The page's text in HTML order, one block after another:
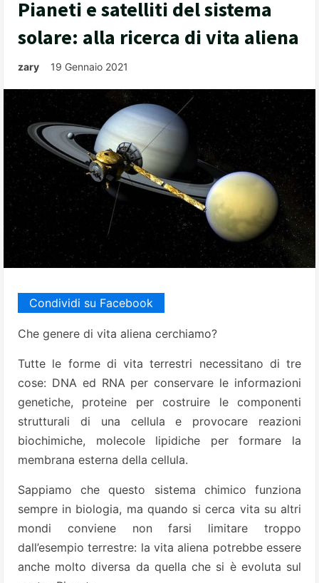
Pianeti e satelliti del sistema
solare: alla ricerca di vita aliena
zary 19 Gennaio 2021
Condividi su Facebook
Che genere di vita aliena cerchiamo?
Tutte le forme di vita terrestri necessitano di tre
cose: DNA ed RNA per conservare le informazioni
genetiche, proteine per costruire le componenti
strutturali di una cellula e provocare reazioni
biochimiche, molecole lipidiche per formare la
membrana esterna della cellula.
Sappiamo che questo sistema chimico funziona
sempre in biologia, ma quando si cerca vita su altri
mondi conviene non farsi limitare troppo
dall’esempio terrestre: la vita aliena potrebbe essere
anche molto diversa da quella che si è evoluta sul